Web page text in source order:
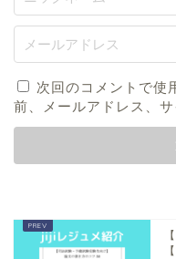
次回のコメントで使
前、メールアドレス、サ